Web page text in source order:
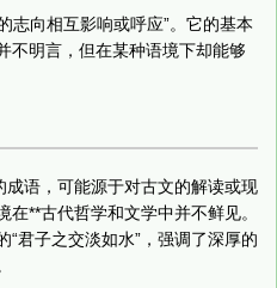
志向相互影响或呼应”。它的基本
不明言，但在某种语境下却能够
成语，可能源于对古文的解读或现
**古代哲学和文学中并不鲜见。
君子之交淡如水”，强调了深厚的